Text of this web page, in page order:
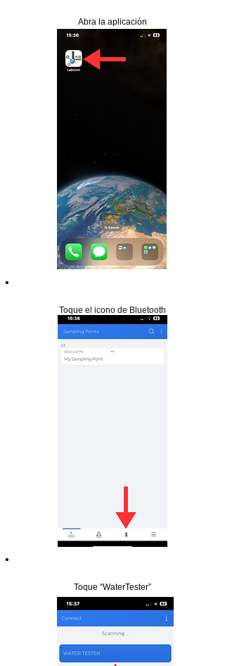
Abra la aplicación
Toque el icono de Bluetooth
Toque “WaterTester”